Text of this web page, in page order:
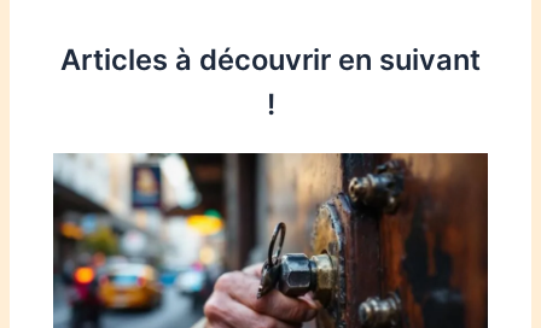
Articles à découvrir en suivant
!